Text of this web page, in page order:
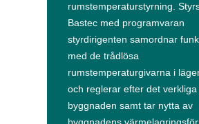
rumstemperaturstyrning.
Bastec med programvaran
styrdirigenten samordnar
med de trådlösa
rumstemperaturgivarna i
och reglerar efter det
byggnaden samt tar nytta av